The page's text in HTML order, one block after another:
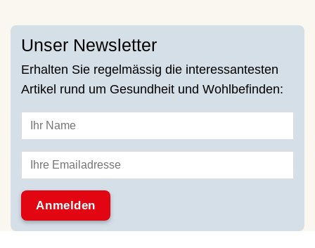
Unser Newsletter
Erhalten Sie regelmässig die interessantesten
Artikel rund um Gesundheit und Wohlbefinden: